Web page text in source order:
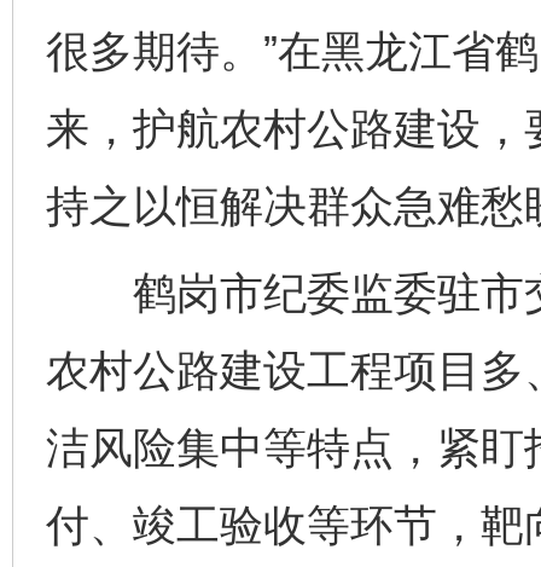
很多期待。”在黑龙江省
来，护航农村公路建设
持之以恒解决群众急难愁
鹤岗市纪委监委驻市
农村公路建设工程项目
洁风险集中等特点，紧
付、竣工验收等环节，